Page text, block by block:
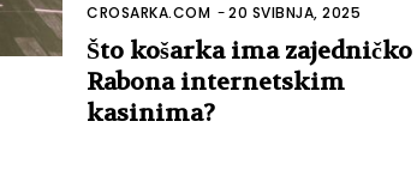
CROSARKA.COM -20 SVIBNJA, 2025
Što košarka ima zajedničko
Rabona internetskim
kasinima?